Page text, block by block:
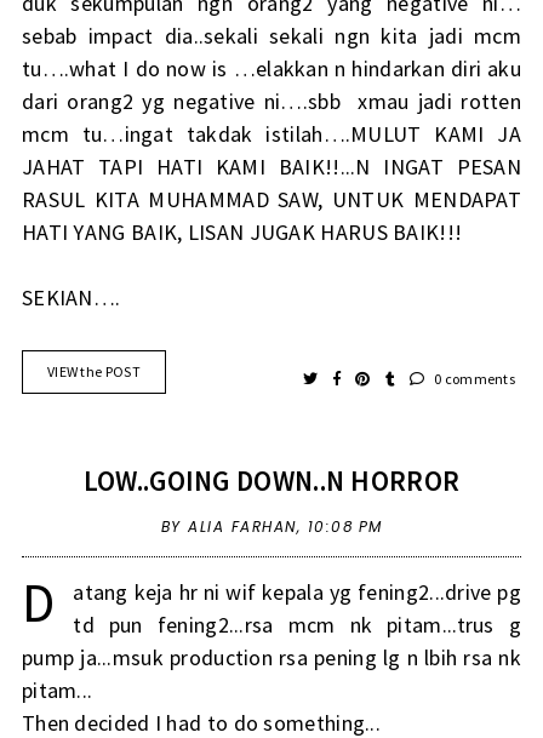
sebab impact dia..sekali sekali ngn kita jadi mcm
tu….what I do now is …elakkan n hindarkan diri aku
dari orang2 yg negative ni….sbb xmau jadi rotten
mcm tu…ingat takdak istilah….MULUT KAMI JA
JAHAT TAPI HATI KAMI BAIK!!...N INGAT PESAN
RASUL KITA MUHAMMAD SAW, UNTUK MENDAPAT
HATI YANG BAIK, LISAN JUGAK HARUS BAIK!!!
SEKIAN….
VIEW the POST 0 comments
LOW..GOING DOWN..N HORROR
BY ALIA FARHAN, 10:08 PM
D
atang keja hr ni wif kepala yg fening2...drive pg
td pun fening2...rsa mcm nk pitam...trus g
pump ja...msuk production rsa pening lg n lbih rsa nk
pitam...
Then decided I had to do something...